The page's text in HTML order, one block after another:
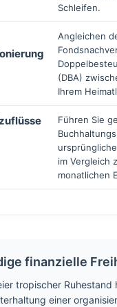
Schleifen.
Angleichen
(DBA)
Ihrem
Führen Sie
ursprüngliche
im Vergleich
monatlichen
finanzielle
tropischer Ruhestand
einer